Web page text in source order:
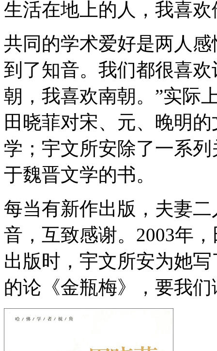
生活在地上的人，我喜欢
共同的学术爱好是两人
到了知音。我们都很喜
朝，我喜欢南朝。”实际
田晓菲对宋、元、晚明
学；宇文所安除了一系
于魏晋文学的书。
每当有新作出版，夫妻
音，互致感谢。2003年
出版时，宇文所安为她
的论《金瓶梅》，要我